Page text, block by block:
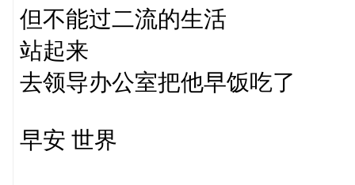
但不能过二流的生活
站起来
去领导办公室把他早饭吃了
早安 世界